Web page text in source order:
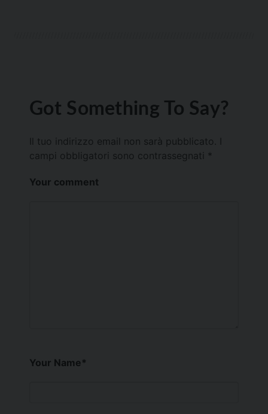
Got Something To Say?
Il tuo indirizzo email non sarà pubblicato.
campi obbligatori sono contrassegnati *
Your comment
Your Name*